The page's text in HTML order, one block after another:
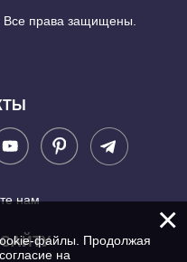
права защищены.
нам
×
файлы. Продолжая
на